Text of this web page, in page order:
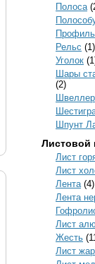
Полоса
Профиль
Рельс (1)
Уголок
Шары
(2)
Швеллер
Шпунт
Листовой
Лист
Лист
Лента (4)
Лента
Лист
Жесть
Лист